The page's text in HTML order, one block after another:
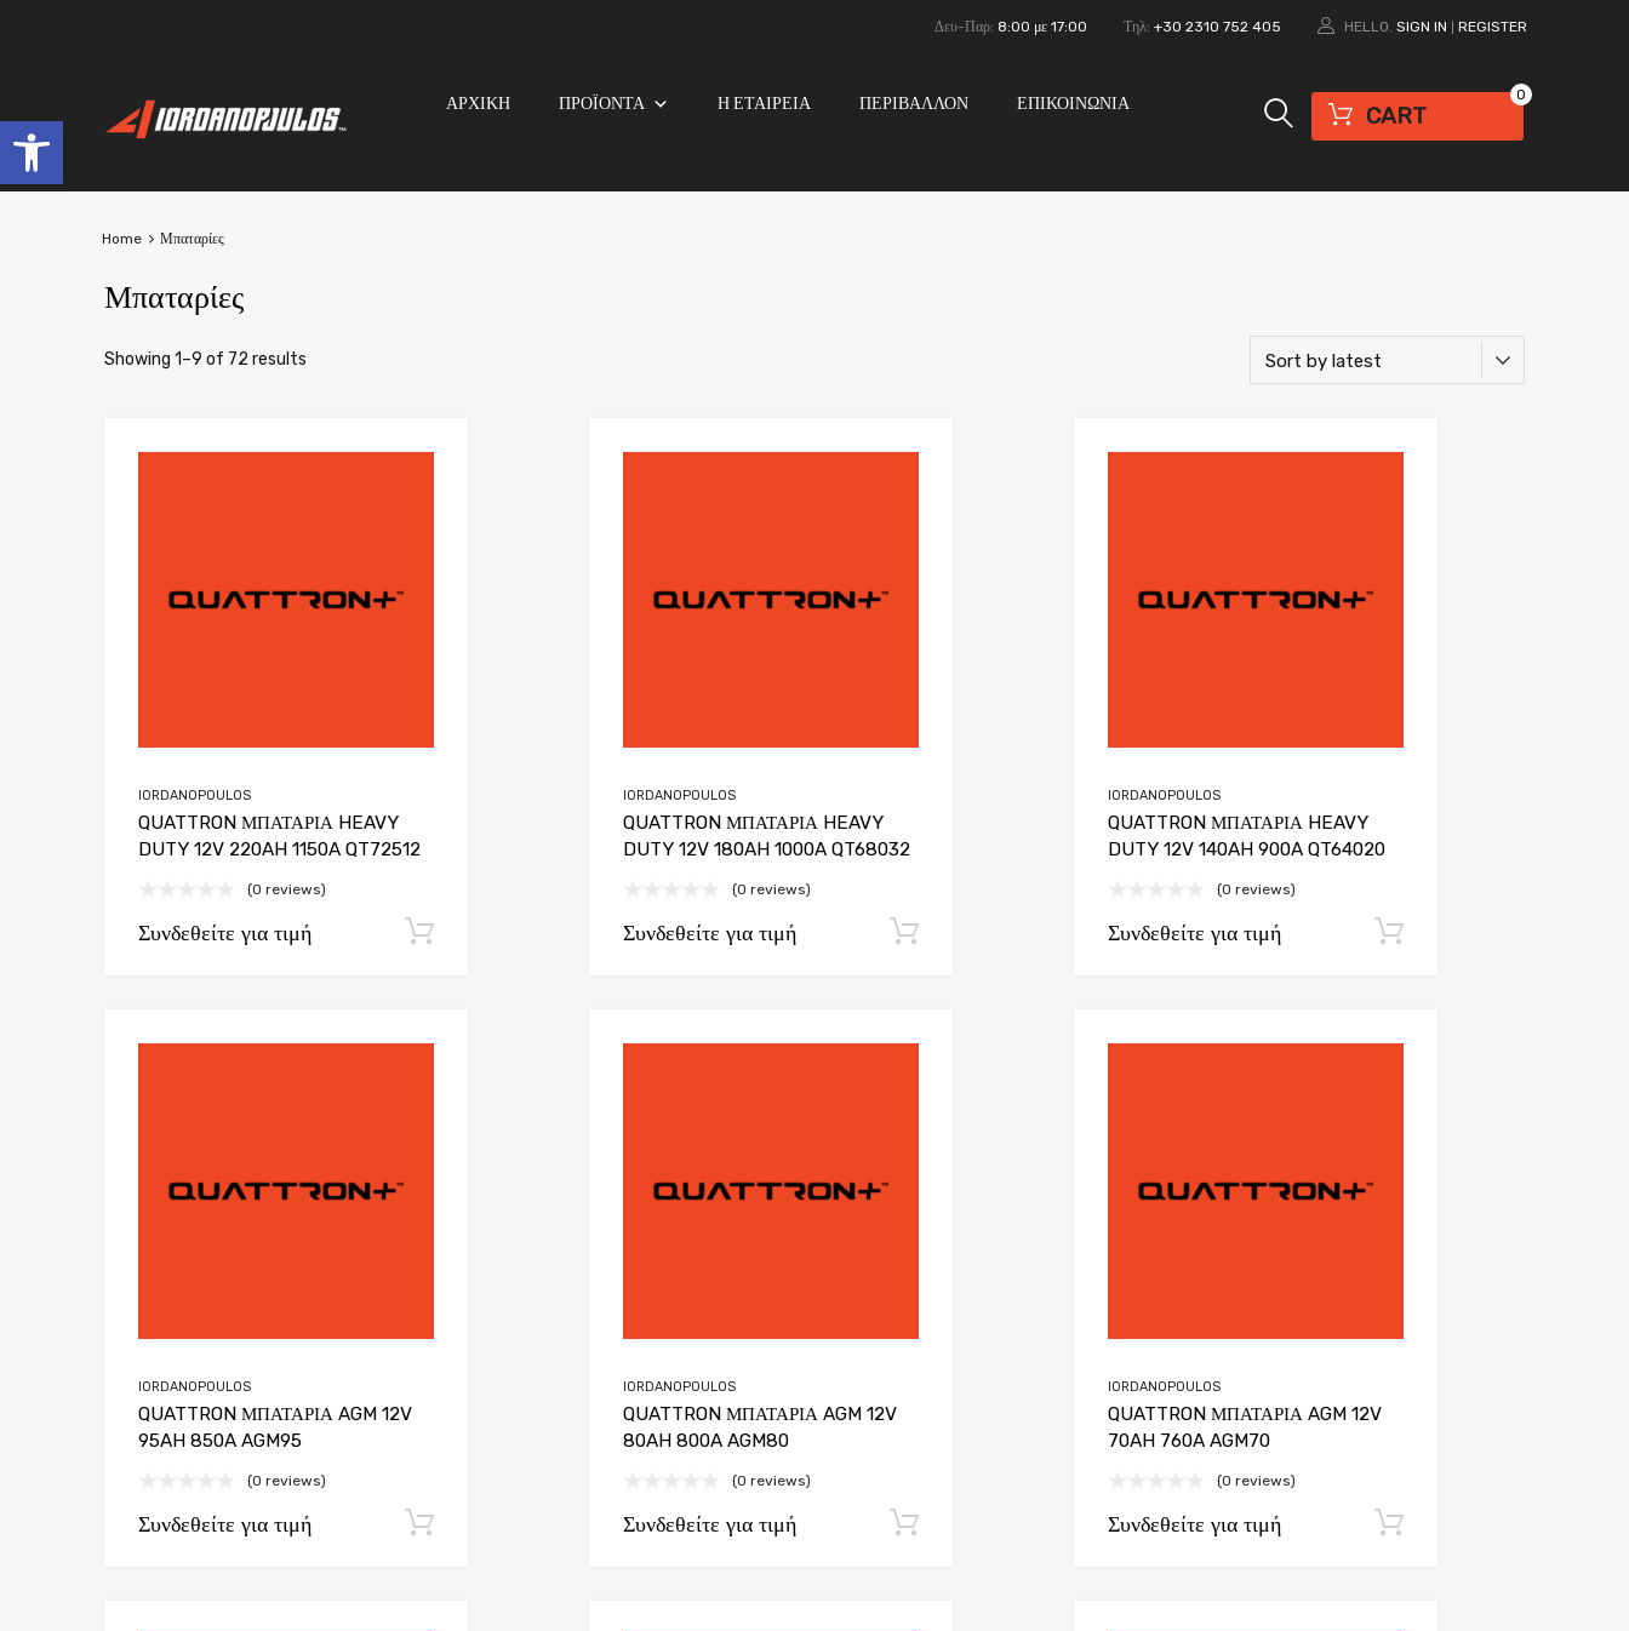
Open toolbar
Δευ-Παρ: 8:00 με 17:00 Τηλ: +30 2310 752 405 HELLO. SIGN IN REGISTER
CART
0
ΑΡΧΙΚΗ ΠΡΟΪΟΝΤΑ Η ΕΤΑΙΡΕΙΑ ΠΕΡΙΒΑΛΛΟΝ ΕΠΙΚΟΙΝΩΝΙΑ
Home Μπαταρίες
Μπαταρίες
Showing 1–9 of 72 results
IORDANOPOULOS
QUATTRON ΜΠΑΤΑΡΙΑ HEAVY
DUTY 12V 220AH 1150A QT72512
(0 reviews)
Συνδεθείτε για τιμή
IORDANOPOULOS
QUATTRON ΜΠΑΤΑΡΙΑ HEAVY
DUTY 12V 180AH 1000A QT68032
(0 reviews)
Συνδεθείτε για τιμή
IORDANOPOULOS
QUATTRON ΜΠΑΤΑΡΙΑ HEAVY
DUTY 12V 140AH 900A QT64020
(0 reviews)
Συνδεθείτε για τιμή
IORDANOPOULOS
QUATTRON ΜΠΑΤΑΡΙΑ AGM 12V
95AH 850A AGM95
(0 reviews)
Συνδεθείτε για τιμή
IORDANOPOULOS
QUATTRON ΜΠΑΤΑΡΙΑ AGM 12V
80AH 800A AGM80
(0 reviews)
Συνδεθείτε για τιμή
IORDANOPOULOS
QUATTRON ΜΠΑΤΑΡΙΑ AGM 12V
70AH 760A AGM70
(0 reviews)
Συνδεθείτε για τιμή